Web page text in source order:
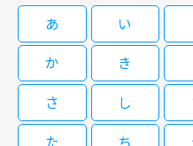
08/15(土)14:40～15:35
出演：伊藤英明、篠原涼子、古田
日～7月5日
ながら難事業に懸命に取り組む。
待ち受けていた。
が、犠牲者の遺体のそばには“××
た。やがて犠牲者２人がどちらも
たと分かるが、遥もその事件の裁
その息子にも近づく。
巴亮介による同名人気コミックを
啓史監督が映画化した、ノンスト
ＷＯＷ ＦＩＬＭＳ作品。 雨の日に
者を制裁するかのような犯人はカ
ティストだと自称する“カエル男”
ミックを「るろうに剣心」３部作
「怒り」の妻夫木聡ら豪華キャス
あ い
か
き
さ
し
た
ち